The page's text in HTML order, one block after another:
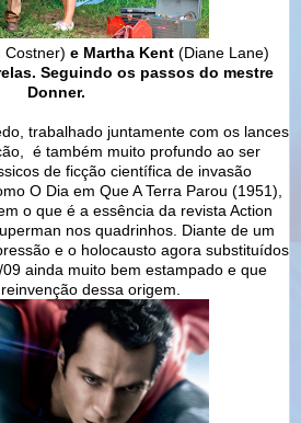
Costner) e Martha Kent (Diane Lane)
Seguindo os passos do mestre
Donner.
trabalhado juntamente com os lances
é também muito profundo ao ser
de ficção científica de invasão
O Dia em Que A Terra Parou (1951),
o que é a essência da revista Action
nos quadrinhos. Diante de um
e o holocausto agora substituídos
ainda muito bem estampado e que
dessa origem.